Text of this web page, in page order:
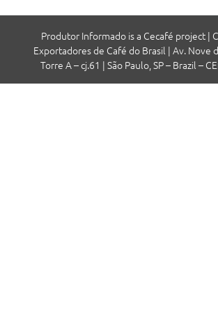
Produtor Informado is a Cecafé project |
Exportadores de Café do Brasil | Av. Nove
Torre A – cj.61 | São Paulo, SP – Brazil –